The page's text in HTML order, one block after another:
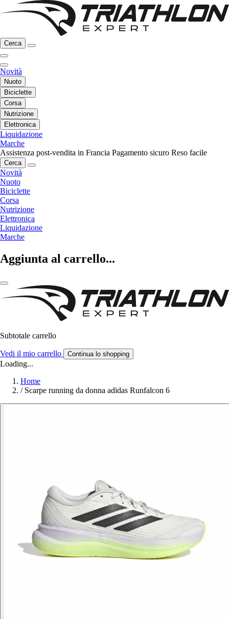
Cerca
Novità
Nuoto
Biciclette
Corsa
Nutrizione
Elettronica
Liquidazione
Marche
Assistenza post-vendita in Francia Pagamento sicuro Reso facile
Cerca
Novità
Nuoto
Biciclette
Corsa
Nutrizione
Elettronica
Liquidazione
Marche
Aggiunta al carrello...
Subtotale carrello
Vedi il mio carrello Continua lo shopping
Loading...
Home
/ Scarpe running da donna adidas Runfalcon 6